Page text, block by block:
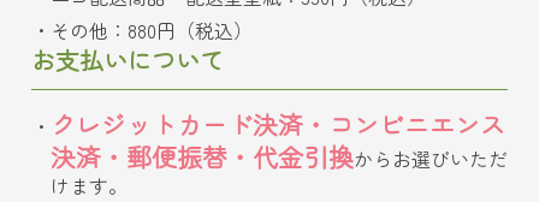
その他：880円（税込）
お支払いについて
クレジットカード決済・コンビニエンス
決済・郵便振替・代金引換からお選びいただ
けます。